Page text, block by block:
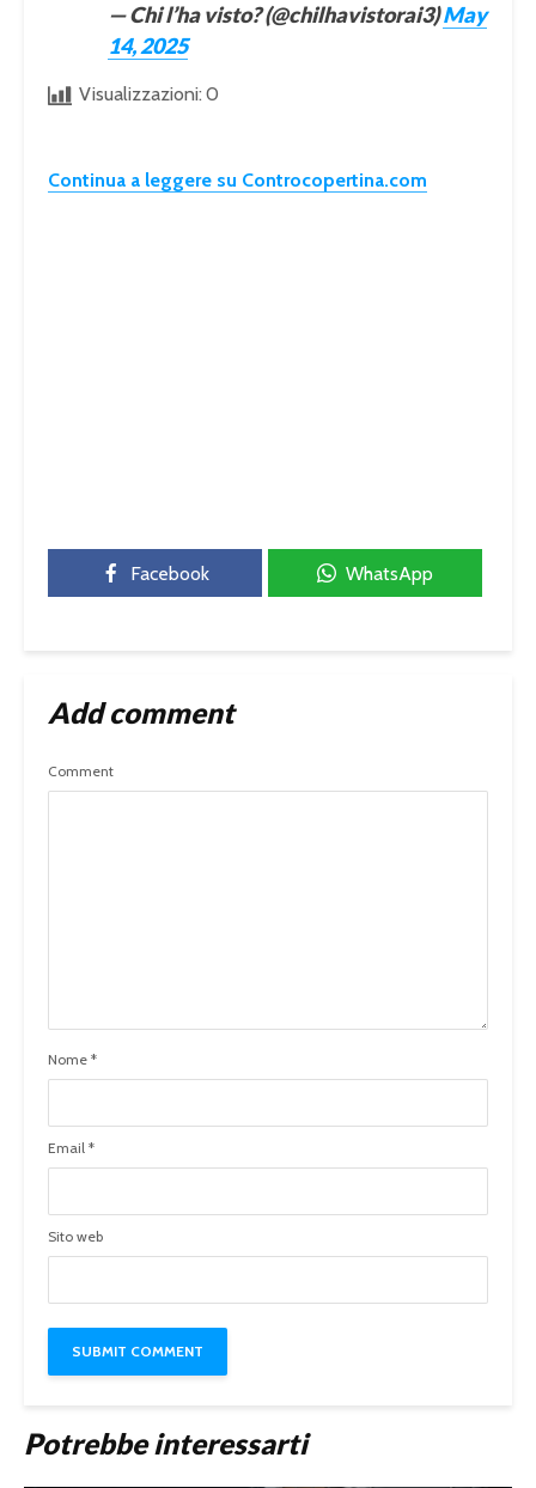
— Chi l’ha visto? (@chilhavistorai3)May
14, 2025
Visualizzazioni: 0
Continua a leggere su Controcopertina.com
Facebook WhatsApp
Add comment
Comment
Nome *
Email *
Sito web
Potrebbe interessarti